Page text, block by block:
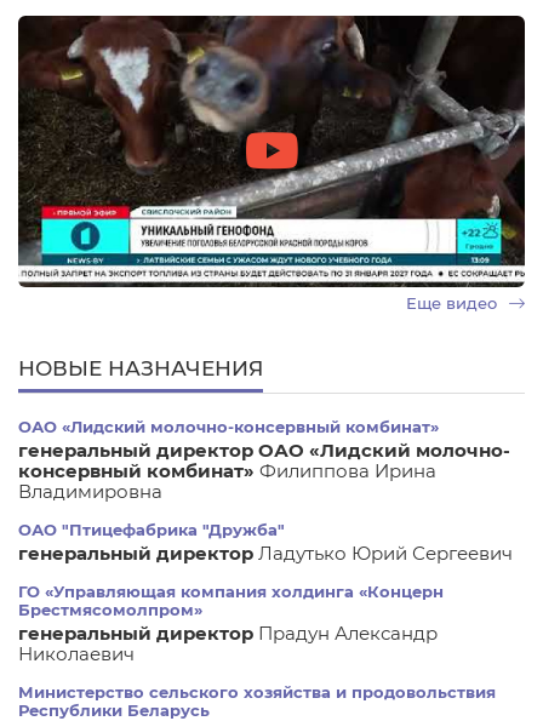
Еще видео
НОВЫЕ НАЗНАЧЕНИЯ
ОАО «Лидский молочно-консервный комбинат»
генеральный директор ОАО «Лидский молочно-
консервный комбинат» Филиппова Ирина
Владимировна
ОАО "Птицефабрика "Дружба"
генеральный директор Ладутько Юрий Сергеевич
ГО «Управляющая компания холдинга «Концерн
Брестмясомолпром»
генеральный директор Прадун Александр
Николаевич
Министерство сельского хозяйства и продовольствия
Республики Беларусь